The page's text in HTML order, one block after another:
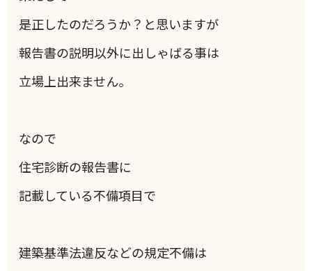
是正したのだろうか？と思いますが
報告書の説明以外に出しゃばる事は
立場上出来ません。
なので
住宅診断の報告書に
記載している不備項目で
建築基準法違反などの規定不備は